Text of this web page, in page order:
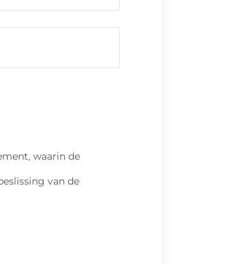
waarin de
van de